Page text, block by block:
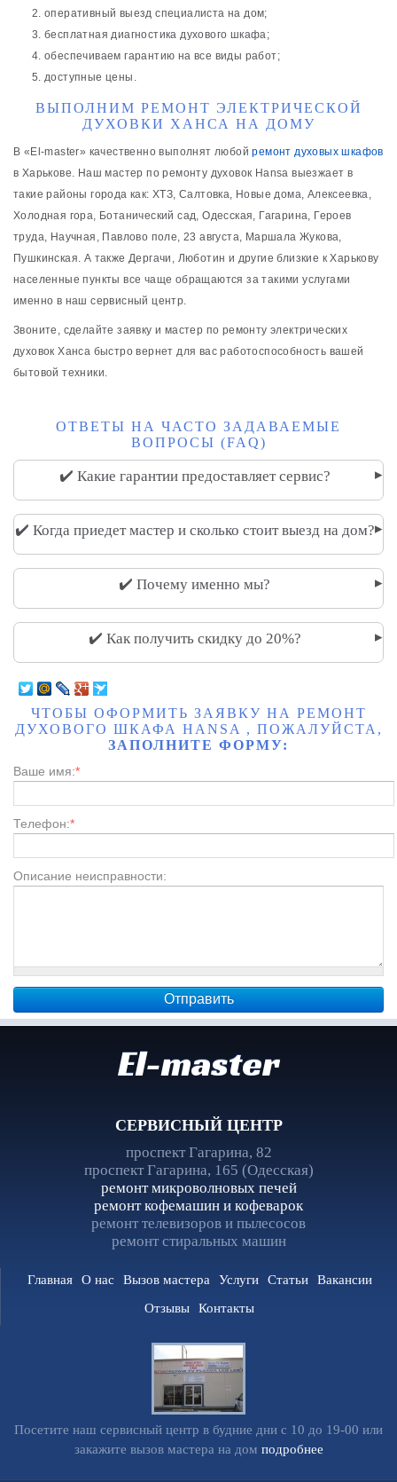
оперативный выезд специалиста на дом;
бесплатная диагностика духового шкафа;
обеспечиваем гарантию на все виды работ;
доступные цены.
ВЫПОЛНИМ РЕМОНТ ЭЛЕКТРИЧЕСКОЙ
ДУХОВКИ ХАНСА НА ДОМУ
В «El-master» качественно выполнят любойремонт духовых шкафов
в Харькове. Наш мастер по ремонту духовок Hansa выезжает в
такие районы города как: ХТЗ, Салтовка, Новые дома, Алексеевка,
Холодная гора, Ботанический сад, Одесская, Гагарина, Героев
труда, Научная, Павлово поле, 23 августа, Маршала Жукова,
Пушкинская. А также Дергачи, Люботин и другие близкие к Харькову
населенные пункты все чаще обращаются за такими услугами
именно в наш сервисный центр.
Звоните, сделайте заявку и мастер по ремонту электрических
духовок Ханса быстро вернет для вас работоспособность вашей
бытовой техники.
ОТВЕТЫ НА ЧАСТО ЗАДАВАЕМЫЕ
ВОПРОСЫ (FAQ)
✔️ Какие гарантии предоставляет сервис? ▸
✔️ Когда приедет мастер и сколько стоит выезд на дом?▸
✔️ Почему именно мы? ▸
✔️ Как получить скидку до 20%? ▸
ЧТОБЫ ОФОРМИТЬ ЗАЯВКУ НА РЕМОНТ
ДУХОВОГО ШКАФА HANSA , ПОЖАЛУЙСТА,
ЗАПОЛНИТЕ ФОРМУ:
Ваше имя:*
Телефон:*
Описание неисправности:
El-master
СЕРВИСНЫЙ ЦЕНТР
проспект Гагарина, 82
проспект Гагарина, 165 (Одесская)
ремонт микроволновых печей
ремонт кофемашин и кофеварок
ремонт телевизоров и пылесосов
ремонт стиральных машин
Главная О нас Вызов мастера Услуги Статьи
Вакансии
Отзывы
Контакты
Посетите наш сервисный центр в будние дни с 10 до 19-00 или
закажите вызов мастера на дом подробнее